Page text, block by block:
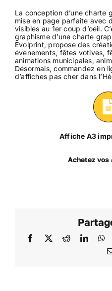
La conception d’une charte
mise en page parfaite avec
visibles au 1er coup d’oeil.
graphisme d’une charte
Evolprint, propose des
événements, fêtes votives,
animations municipales,
Désormais, commandez en
d’affiches pas cher dans
Affiche A3
Achetez vos
Facebook
X Reddit